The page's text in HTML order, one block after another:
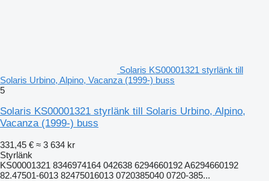
Solaris KS00001321 styrlänk till
Solaris Urbino, Alpino, Vacanza (1999-) buss
5
Solaris KS00001321 styrlänk till Solaris Urbino, Alpino,
Vacanza (1999-) buss
331,45 € ≈ 3 634 kr
Styrlänk
KS00001321 8346974164 042638 6294660192 A6294660192
82.47501-6013 82475016013 0720385040 0720-385...